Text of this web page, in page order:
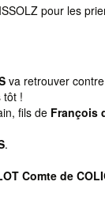
pour les
va retrouver
tôt !
fils de François
.
Comte de